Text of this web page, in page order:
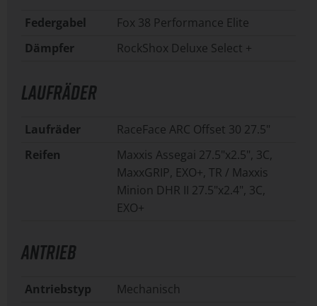
Federgabel
Fox 38 Performance Elite
Dämpfer
RockShox Deluxe Select +
LAUFRÄDER
Laufräder
RaceFace ARC Offset 30 27.5"
Reifen
Maxxis Assegai 27.5"x2.5", 3C,
MaxxGRIP, EXO+, TR / Maxxis
Minion DHR II 27.5"x2.4", 3C,
EXO+
ANTRIEB
Antriebstyp
Mechanisch